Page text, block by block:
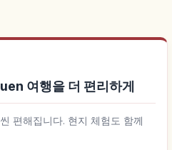
여행을 더 편리하게
편해집니다. 현지 체험도 함께